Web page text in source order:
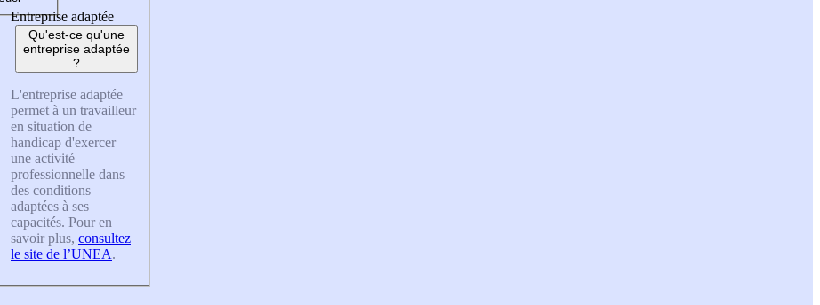
Entreprise adaptée
Qu'est-ce qu'une
entreprise adaptée
?
L'entreprise adaptée
permet à un travailleur
en situation de
handicap d'exercer
une activité
professionnelle dans
des conditions
adaptées à ses
capacités. Pour en
savoir plus, consultez
le site de l’UNEA.